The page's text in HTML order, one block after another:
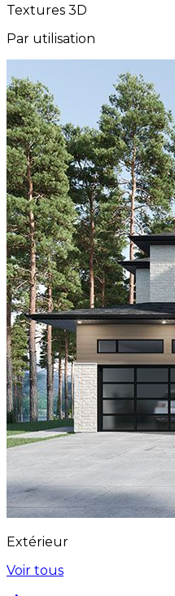
Textures 3D
Par utilisation
Extérieur
Voir tous